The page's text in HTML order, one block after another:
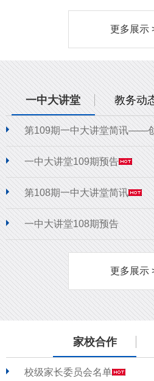
更多展示
一中大讲堂 教务动
第109期一中大讲堂简讯——
一中大讲堂109期预告
第108期一中大讲堂简讯
一中大讲堂108期预告
更多展示
家校合作
校级家长委员会名单